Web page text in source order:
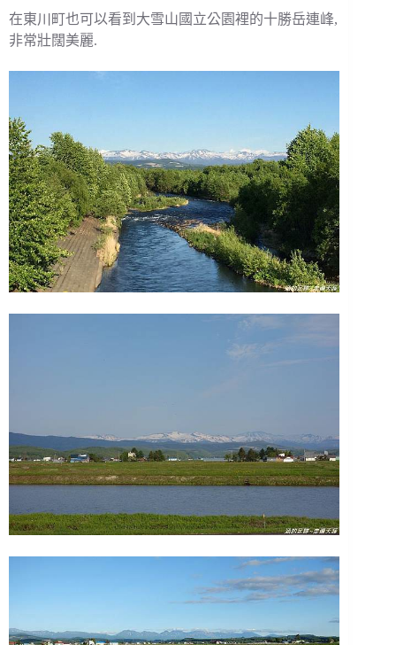
在東川町也可以看到大雪山國立公園裡的十勝岳連峰,
非常壯闊美麗.